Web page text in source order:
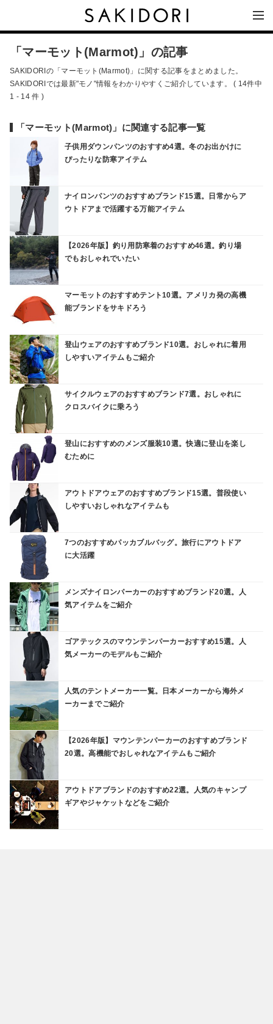
「マーモット(Marmot)」の記事
SAKIDORIの「マーモット(Marmot)」に関する記事をまとめました。
SAKIDORIでは最新"モノ"情報をわかりやすくご紹介しています。 ( 14件中
1 - 14 件 )
「マーモット(Marmot)」に関連する記事一覧
子供用ダウンパンツのおすすめ4選。冬のお出かけに
ぴったりな防寒アイテム
ナイロンパンツのおすすめブランド15選。日常からア
ウトドアまで活躍する万能アイテム
【2026年版】釣り用防寒着のおすすめ46選。釣り場
でもおしゃれでいたい
マーモットのおすすめテント10選。アメリカ発の高機
能ブランドをサキドろう
登山ウェアのおすすめブランド10選。おしゃれに着用
しやすいアイテムもご紹介
サイクルウェアのおすすめブランド7選。おしゃれに
クロスバイクに乗ろう
登山におすすめのメンズ服装10選。快適に登山を楽し
むために
アウトドアウェアのおすすめブランド15選。普段使い
しやすいおしゃれなアイテムも
7つのおすすめパッカブルバッグ。旅行にアウトドア
に大活躍
メンズナイロンパーカーのおすすめブランド20選。人
気アイテムをご紹介
ゴアテックスのマウンテンパーカーおすすめ15選。人
気メーカーのモデルもご紹介
人気のテントメーカー一覧。日本メーカーから海外メ
ーカーまでご紹介
【2026年版】マウンテンパーカーのおすすめブランド
20選。高機能でおしゃれなアイテムもご紹介
アウトドアブランドのおすすめ22選。人気のキャンプ
ギアやジャケットなどをご紹介